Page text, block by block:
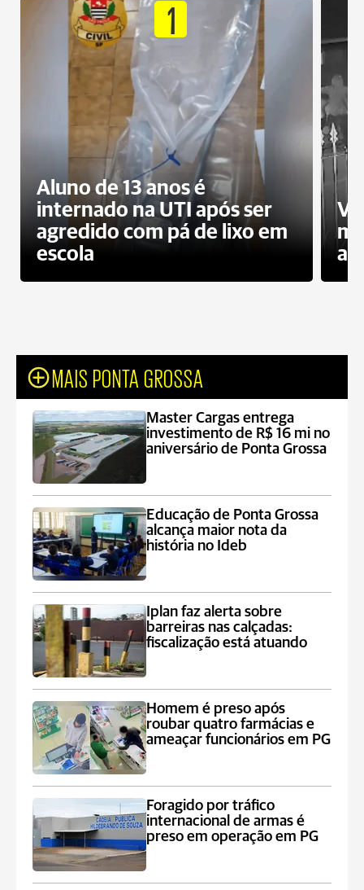
1
Aluno de 13 anos é
internado na UTI após ser
agredido com pá de lixo em
escola
a
MAIS PONTA GROSSA
Master Cargas entrega
investimento de R$ 16 mi no
aniversário de Ponta Grossa
Educação de Ponta Grossa
alcança maior nota da
história no Ideb
Iplan faz alerta sobre
barreiras nas calçadas:
fiscalização está atuando
Homem é preso após
roubar quatro farmácias e
ameaçar funcionários em PG
Foragido por tráfico
internacional de armas é
preso em operação em PG